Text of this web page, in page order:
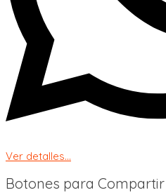
Ver detalles...
Botones para Compartir